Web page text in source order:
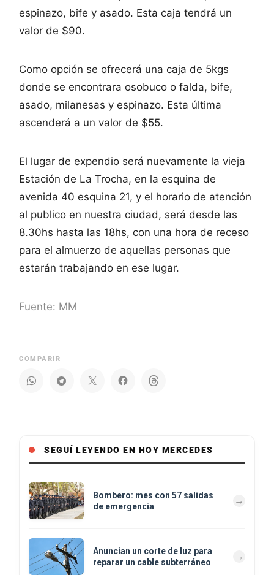
espinazo, bife y asado. Esta caja tendrá un
valor de $90.
Como opción se ofrecerá una caja de 5kgs
donde se encontrara osobuco o falda, bife,
asado, milanesas y espinazo. Esta última
ascenderá a un valor de $55.
El lugar de expendio será nuevamente la vieja
Estación de La Trocha, en la esquina de
avenida 40 esquina 21, y el horario de atención
al publico en nuestra ciudad, será desde las
8.30hs hasta las 18hs, con una hora de receso
para el almuerzo de aquellas personas que
estarán trabajando en ese lugar.
Fuente: MM
COMPARIR
SEGUÍ LEYENDO EN HOY MERCEDES
Bombero: mes con 57 salidas
de emergencia
Anuncian un corte de luz para
reparar un cable subterráneo